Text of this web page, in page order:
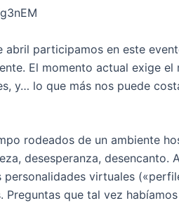
abril participamos en este
El momento actual exige el
y… lo que más nos puede
rodeados de un ambiente
desesperanza, desencanto.
personalidades virtuales
Preguntas que tal vez